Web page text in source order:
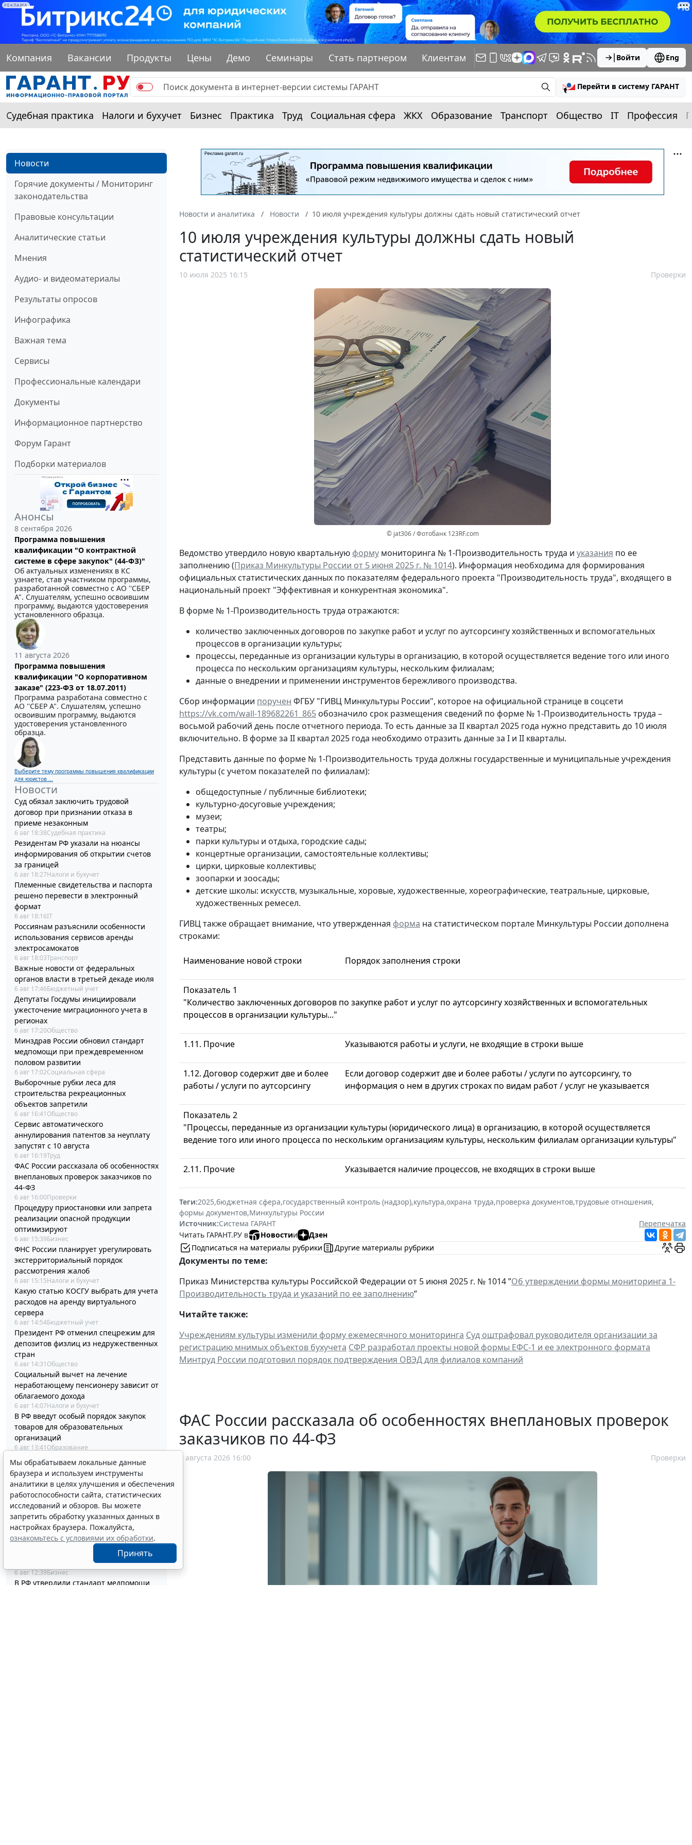
РЕКЛАМА
Компания Вакансии Продукты Цены Демо Семинары Стать партнером Клиентам Войти Eng
Перейти в систему ГАРАНТ
Судебная практика Налоги и бухучет Бизнес Практика Труд Социальная сфера ЖКХ Образование Транспорт Общество IT Профессия
Новости
Горячие документы / Мониторинг
законодательства
Правовые консультации
Аналитические статьи
Мнения
Аудио- и видеоматериалы
Результаты опросов
Инфографика
Важная тема
Сервисы
Профессиональные календари
Документы
Информационное партнерство
Форум Гарант
Подборки материалов
Анонсы
8 сентября 2026
Программа повышения
квалификации "О контрактной
системе в сфере закупок" (44-ФЗ)"
Об актуальных изменениях в КС
узнаете, став участником программы,
разработанной совместно с АО ''СБЕР
А". Слушателям, успешно освоившим
программу, выдаются удостоверения
установленного образца.
11 августа 2026
Программа повышения
квалификации "О корпоративном
заказе" (223-ФЗ от 18.07.2011)
Программа разработана совместно с
АО ''СБЕР А". Слушателям, успешно
освоившим программу, выдаются
удостоверения установленного
образца.
Выберите тему программы повышения квалификации
для юристов ...
Новости
Суд обязал заключить трудовой
договор при признании отказа в
приеме незаконным
6 авг 18:38Судебная практика
Резидентам РФ указали на нюансы
информирования об открытии счетов
за границей
6 авг 18:27Налоги и бухучет
Племенные свидетельства и паспорта
решено перевести в электронный
формат
6 авг 18:16IT
Россиянам разъяснили особенности
использования сервисов аренды
электросамокатов
6 авг 18:03Транспорт
Важные новости от федеральных
органов власти в третьей декаде июля
6 авг 17:46Бюджетный учет
Депутаты Госдумы инициировали
ужесточение миграционного учета в
регионах
6 авг 17:20Общество
Минздрав России обновил стандарт
медпомощи при преждевременном
половом развитии
6 авг 17:02Социальная сфера
Выборочные рубки леса для
строительства рекреационных
объектов запретили
6 авг 16:41 Общество
Сервис автоматического
аннулирования патентов за неуплату
запустят с 10 августа
6 авг 16:19Труд
ФАС России рассказала об особенностях
внеплановых проверок заказчиков по
44-ФЗ
6 авг 16:00Проверки
Процедуру приостановки или запрета
реализации опасной продукции
оптимизируют
6 авг 15:39Бизнес
ФНС России планирует урегулировать
экстерриториальный порядок
рассмотрения жалоб
6 авг 15:15Налоги и бухучет
Какую статью КОСГУ выбрать для учета
расходов на аренду виртуального
сервера
6 авг 14:54Бюджетный учет
Президент РФ отменил спецрежим для
депозитов физлиц из недружественных
стран
6 авг 14:31 Общество
Социальный вычет на лечение
неработающему пенсионеру зависит от
облагаемого дохода
6 авг 14:07Налоги и бухучет
В РФ введут особый порядок закупок
товаров для образовательных
организаций
6 авг 13:41 Образование
Отчет о выполнении квоты для приема
на работу инвалидов надо сдать до 12
октября
6 авг 13:20Труд
Адвокатские палаты вправе применять
УСН при соблюдении условий и
ограничений
6 авг 12:58Налоги и бухучет
Контракты по однородным товарам
можно заключать с одним и тем же
6 авг 12:39Бизнес
В РФ утвердили стандарт медпомощи
Новости и аналитика Новости 10 июля учреждения культуры должны сдать новый статистический отчет
10 июля учреждения культуры должны сдать новый
статистический отчет
10 июля 2025 16:15 Проверки
© jat306 / Фотобанк 123RF.com
Ведомство утвердило новую квартальную форму мониторинга № 1-Производительность труда и указания по ее
заполнению (Приказ Минкультуры России от 5 июня 2025 г. № 1014). Информация необходима для формирования
официальных статистических данных по показателям федерального проекта "Производительность труда", входящего в
национальный проект "Эффективная и конкурентная экономика".
В форме № 1-Производительность труда отражаются:
количество заключенных договоров по закупке работ и услуг по аутсорсингу хозяйственных и вспомогательных
процессов в организации культуры;
процессы, переданные из организации культуры в организацию, в которой осуществляется ведение того или иного
процесса по нескольким организациям культуры, нескольким филиалам;
данные о внедрении и применении инструментов бережливого производства.
Сбор информации поручен ФГБУ "ГИВЦ Минкультуры России", которое на официальной странице в соцсети
https://vk.com/wall-189682261_865 обозначило срок размещения сведений по форме № 1-Производительность труда –
восьмой рабочий день после отчетного периода. То есть данные за II квартал 2025 года нужно представить до 10 июля
включительно. В форме за II квартал 2025 года необходимо отразить данные за I и II кварталы.
Представить данные по форме № 1-Производительность труда должны государственные и муниципальные учреждения
культуры (с учетом показателей по филиалам):
общедоступные / публичные библиотеки;
культурно-досуговые учреждения;
музеи;
театры;
парки культуры и отдыха, городские сады;
концертные организации, самостоятельные коллективы;
цирки, цирковые коллективы;
зоопарки и зоосады;
детские школы: искусств, музыкальные, хоровые, художественные, хореографические, театральные, цирковые,
художественных ремесел.
ГИВЦ также обращает внимание, что утвержденная форма на статистическом портале Минкультуры России дополнена
строками:
Наименование новой строки Порядок заполнения строки
Показатель 1
"Количество заключенных договоров по закупке работ и услуг по аутсорсингу хозяйственных и вспомогательных
процессов в организации культуры..."
1.11. Прочие Указываются работы и услуги, не входящие в строки выше
1.12. Договор содержит две и более
работы / услуги по аутсорсингу
Если договор содержит две и более работы / услуги по аутсорсингу, то
информация о нем в других строках по видам работ / услуг не указывается
Показатель 2
"Процессы, переданные из организации культуры (юридического лица) в организацию, в которой осуществляется
ведение того или иного процесса по нескольким организациям культуры, нескольким филиалам организации культуры"
2.11. Прочие Указывается наличие процессов, не входящих в строки выше
Теги:2025,бюджетная сфера,государственный контроль (надзор),культура,охрана труда,проверка документов,трудовые отношения,
формы документов,Минкультуры России
Источник:Система ГАРАНТ
Перепечатка
Читать ГАРАНТ.РУ в
Новостии
Дзен
Подписаться на материалы рубрики
Другие материалы рубрики
Документы по теме:
Приказ Министерства культуры Российской Федерации от 5 июня 2025 г. № 1014 ”Об утверждении формы мониторинга 1-
Производительность труда и указаний по ее заполнению”
Читайте также:
Учреждениям культуры изменили форму ежемесячного мониторинга Суд оштрафовал руководителя организации за
регистрацию мнимых объектов бухучета СФР разработал проекты новой формы ЕФС-1 и ее электронного формата
Минтруд России подготовил порядок подтверждения ОВЭД для филиалов компаний
ФАС России рассказала об особенностях внеплановых проверок
заказчиков по 44-ФЗ
6 августа 2026 16:00 Проверки
Мы обрабатываем локальные данные
браузера и используем инструменты
аналитики в целях улучшения и обеспечения
работоспособности сайта, статистических
исследований и обзоров. Вы можете
запретить обработку указанных данных в
настройках браузера. Пожалуйста,
ознакомьтесь с условиями их обработки.
Принять